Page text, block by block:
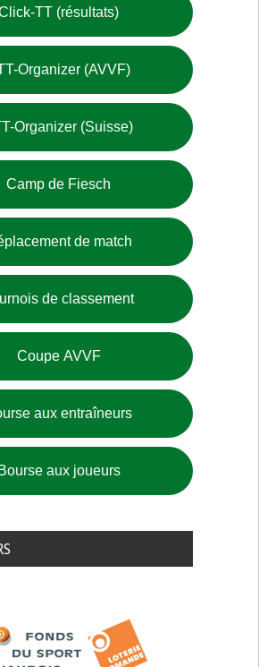
TT (résultats)
Organizer (AVVF)
Organizer (Suisse)
Camp de Fiesch
de match
de classement
Coupe AVVF
aux entraîneurs
Bourse aux joueurs